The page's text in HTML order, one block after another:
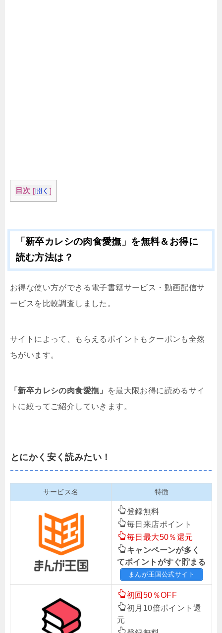
目次 [開く ]
「新卒カレシの肉食愛撫」を無料＆お得に
読む方法は？
お得な使い方ができる電子書籍サービス・動画配信サ
ービスを比較調査しました。
サイトによって、もらえるポイントもクーポンも全然
ちがいます。
「新卒カレシの肉食愛撫」
を最大限お得に読めるサイ
トに絞ってご紹介していきます。
とにかく安く読みたい！
サービス名 特徴
登録無料
毎日来店ポイント
毎日最大50％還元
キャンペーンが多く
てポイントがすぐ貯まる
まんが王国公式サイト
初回50％OFF
初月10倍ポイント還
元